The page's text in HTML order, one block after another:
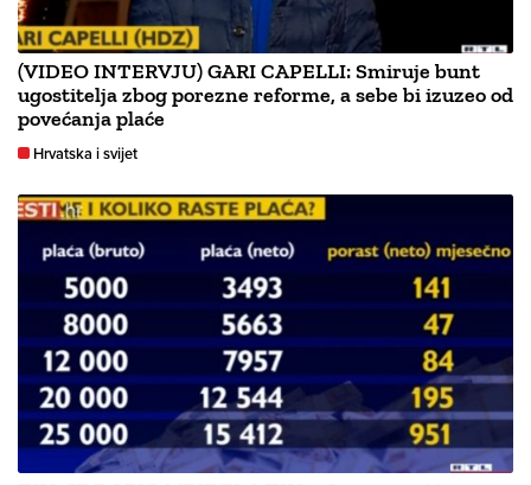
(VIDEO INTERVJU) GARI CAPELLI: Smiruje bunt
ugostitelja zbog porezne reforme, a sebe bi izuzeo od
povećanja plaće
Hrvatska i svijet